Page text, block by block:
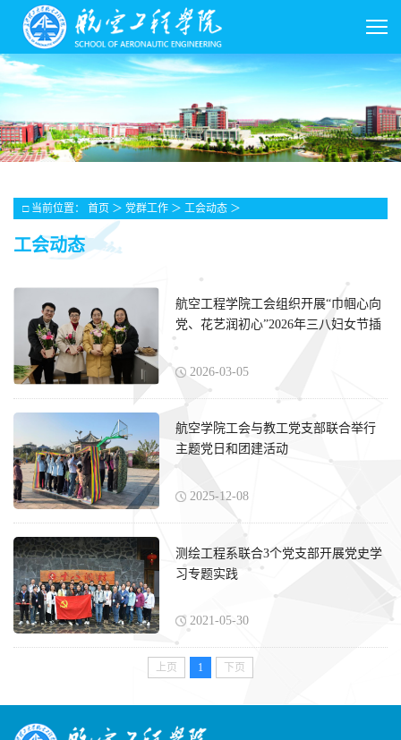
□ 当前位置： 首页 ＞ 党群工作 ＞ 工会动态 ＞
工会动态
航空工程学院工会组织开展“巾帼心向
党、花艺润初心”2026年三八妇女节插
花活动
2026-03-05
航空学院工会与教工党支部联合举行
主题党日和团建活动
2025-12-08
测绘工程系联合3个党支部开展党史学
习专题实践
2021-05-30
上页 1 下页